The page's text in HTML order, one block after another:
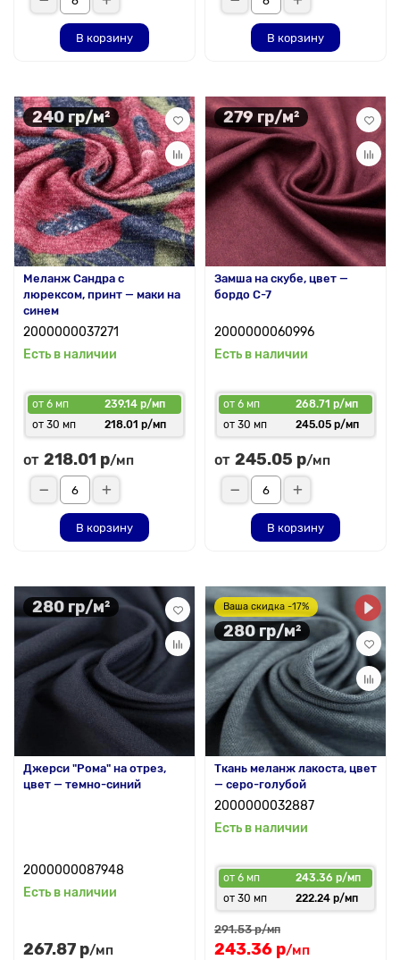
В корзину В корзину
240 гр/м²
Меланж Сандра с
люрексом, принт — маки на
синем
2000000037271
Есть в наличии
от 6 мп
239.14 р/мп
от 30 мп
218.01 р/мп
от 218.01 р/мп
В корзину
279 гр/м²
Замша на скубе, цвет —
бордо С-7
2000000060996
Есть в наличии
от 6 мп
268.71 р/мп
от 30 мп
245.05 р/мп
от 245.05 р/мп
В корзину
280 гр/м²
Джерси "Рома" на отрез,
цвет — темно-синий
2000000087948
Есть в наличии
267.87 р/мп
Ваша скидка -17%
280 гр/м²
Ткань меланж лакоста, цвет
— серо-голубой
2000000032887
Есть в наличии
от 6 мп
243.36 р/мп
от 30 мп
222.24 р/мп
291.53 р/мп
243.36 р/мп